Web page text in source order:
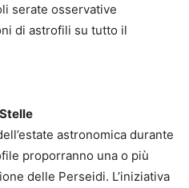
serate osservative
di astrofili su tutto il
astronomica durante
proporranno una o più
delle Perseidi. L’iniziativa